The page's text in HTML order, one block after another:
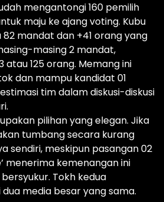
mengantongi 160 pemilih
maju ke ajang voting. Kubu
82 mandat dan +41 orang yang
masing 2 mandat,
atau 125 orang. Memang ini
dan mampu kandidat 01
tim dalam diskusi-diskusi
pilihan yang elegan. Jika
tumbang secara kurang
sendiri, meskipun pasangan 02
menerima kemenangan ini
Tokh kedua
media besar yang sama.